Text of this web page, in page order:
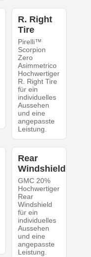
R. Right
Tire
Pirelli™
Scorpion
Zero
Asimmetrico
Hochwertiger
R. Right Tire
für ein
individuelles
Aussehen
und eine
angepasste
Leistung.
Rear
Windshield
GMC 20%
Hochwertiger
Rear
Windshield
für ein
individuelles
Aussehen
und eine
angepasste
Leistung.